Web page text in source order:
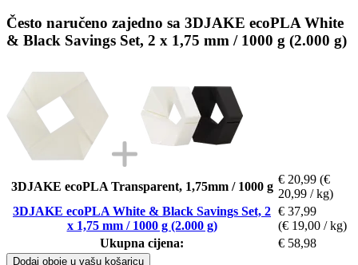
Često naručeno zajedno sa 3DJAKE ecoPLA White
& Black Savings Set, 2 x 1,75 mm / 1000 g (2.000 g)
3DJAKE ecoPLA Transparent, 1,75mm / 1000 g
€ 20,99 (€
20,99 / kg)
3DJAKE ecoPLA White & Black Savings Set, 2
x 1,75 mm / 1000 g (2.000 g)
€ 37,99
(€ 19,00 / kg)
Ukupna cijena:
€ 58,98
Dodaj oboje u vašu košaricu